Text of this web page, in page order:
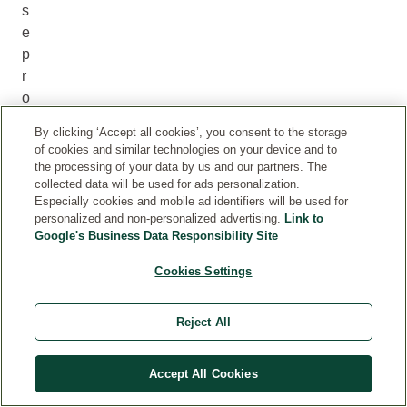
s
e
p
r
o
a
By clicking ‘Accept all cookies’, you consent to the storage
of cookies and similar technologies on your device and to
the processing of your data by us and our partners. The
collected data will be used for ads personalization.
Especially cookies and mobile ad identifiers will be used for
personalized and non-personalized advertising. Link to
Google's Business Data Responsibility Site
Cookies Settings
Reject All
Accept All Cookies